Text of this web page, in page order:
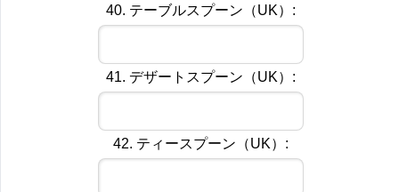
40. テーブルスプーン（UK）:
41. デザートスプーン（UK）:
42. ティースプーン（UK）: